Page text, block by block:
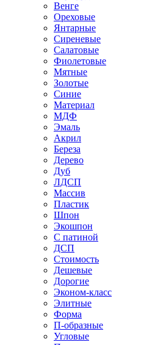
Венге
Ореховые
Янтарные
Сиреневые
Салатовые
Фиолетовые
Мятные
Золотые
Синие
Материал
МДФ
Эмаль
Акрил
Береза
Дерево
Дуб
ЛДСП
Массив
Пластик
Шпон
Экошпон
С патиной
ДСП
Стоимость
Дешевые
Дорогие
Эконом-класс
Элитные
Форма
П-образные
Угловые